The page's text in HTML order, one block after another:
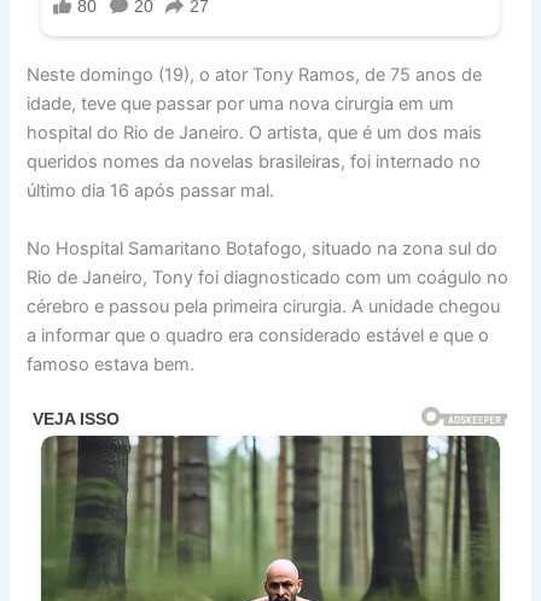
Neste domingo (19), o ator Tony Ramos, de 75 anos de
idade, teve que passar por uma nova cirurgia em um
hospital do Rio de Janeiro. O artista, que é um dos mais
queridos nomes da novelas brasileiras, foi internado no
último dia 16 após passar mal.
No Hospital Samaritano Botafogo, situado na zona sul do
Rio de Janeiro, Tony foi diagnosticado com um coágulo no
cérebro e passou pela primeira cirurgia. A unidade chegou
a informar que o quadro era considerado estável e que o
famoso estava bem.